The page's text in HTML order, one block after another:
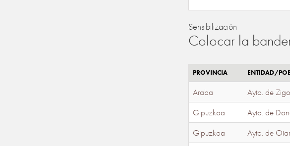
Sensibilización
Colocar la
PROVINCIA ENTIDAD/
Araba Ayto. de
Gipuzkoa
Ayto. de
Gipuzkoa
Ayto. de